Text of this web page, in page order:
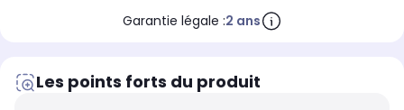
Garantie légale :2 ans
Les points forts du produit